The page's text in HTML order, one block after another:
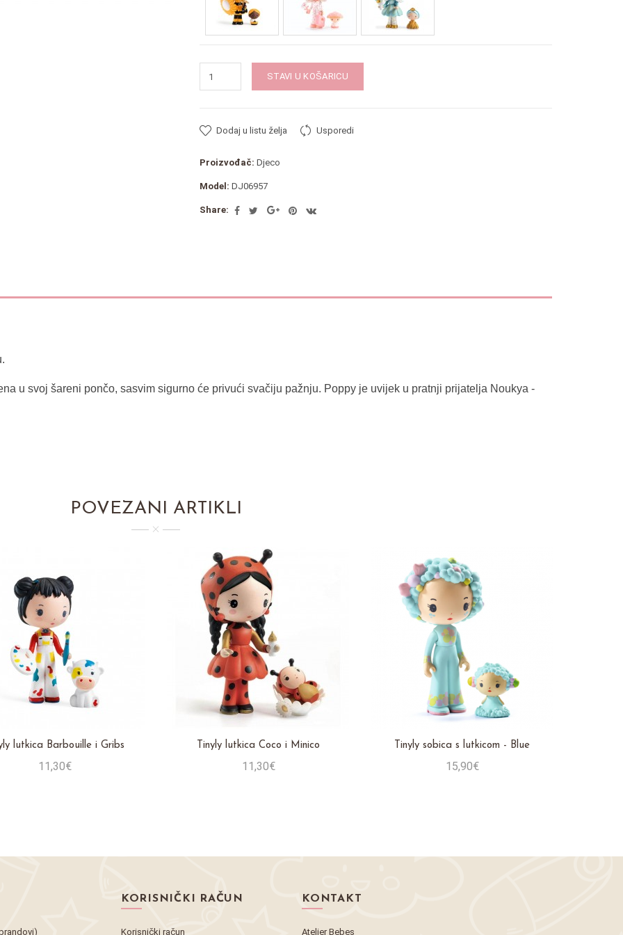
STAVI U KOŠARICU
Dodaj u listu želja Usporedi
Proizvođač: Djeco
Model: DJ06957
Share:
u svoj šareni pončo, sasvim sigurno će privući svačiju pažnju. Poppy je uvijek u pratnji prijatelja Noukya -
POVEZANI ARTIKLI
lutkica Barbouille i Gribs
11,30€
Tinyly lutkica Coco i Minico
11,30€
Tinyly sobica s lutkicom - Blue
15,90€
KORISNIČKI RAČUN
Korisnički račun
KONTAKT
Atelier Bebes